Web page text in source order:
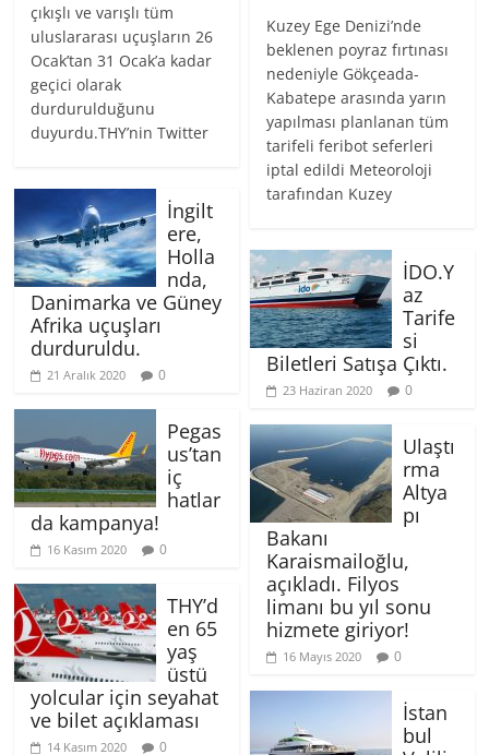
çıkışlı ve varışlı tüm
uluslararası uçuşların 26
Ocak’tan 31 Ocak’a kadar
geçici olarak
durdurulduğunu
duyurdu.THY’nin Twitter
İngilt
ere,
Holla
nda,
Danimarka ve Güney
Afrika uçuşları
durduruldu.
21 Aralık 2020 0
Pegas
us’tan
iç
hatlar
da kampanya!
16 Kasım 2020 0
THY’d
en 65
yaş
üstü
yolcular için seyahat
ve bilet açıklaması
14 Kasım 2020 0
Kuzey Ege Denizi’nde
beklenen poyraz fırtınası
nedeniyle Gökçeada-
Kabatepe arasında yarın
yapılması planlanan tüm
tarifeli feribot seferleri
iptal edildi Meteoroloji
tarafından Kuzey
İDO.Y
az
Tarife
si
Biletleri Satışa Çıktı.
23 Haziran 2020 0
Ulaştı
rma
Altya
pı
Bakanı
Karaismailoğlu,
açıkladı. Filyos
limanı bu yıl sonu
hizmete giriyor!
16 Mayıs 2020 0
İstan
bul